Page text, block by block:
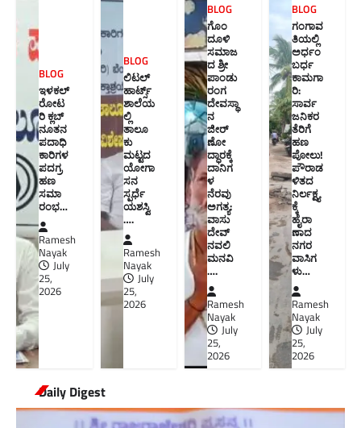
BLOG
ಇಳಕಲ್
ರೋಟ
ರಿ ಕ್ಲಬ್
ನೂತನ‌
ಪದಾಧಿ
ಕಾರಿಗಳ
ಪದಗ್ರ
ಹಣ
ಸಮಾ
ರಂಭ…
Ramesh
Nayak
July
25,
2026
BLOG
ಲಿಟಲ್
ಹಾರ್ಟ್ಸ್
ಶಾಲೆಯ
ಲ್ಲಿ
ತಾಲೂ
ಕು
ಮಟ್ಟದ
ಯೋಗಾ
ಸನ
ಸ್ಪರ್ಧೆ
ಯಶಸ್ವಿ
….
Ramesh
Nayak
July
25,
2026
BLOG
ಗೊಂ
ದೂಳಿ
ಸಮಾಜ
ದ ಶ್ರೀ
ಪಾಂಡು
ರಂಗ
ದೇವಸ್ಥಾ
ನ
ಜೀರ್
ಣೋ
ದ್ಧಾರಕ್ಕೆ
ದಾನಿಗ
ಳ
ನೆರವು
ಅಗತ್ಯ:
ವಾಸು
ದೇವ್
ನವಲಿ
ಮನವಿ​
….
Ramesh
Nayak
July
25,
2026
BLOG
ಗಂಗಾವ
ತಿಯಲ್ಲಿ
ಅರ್ಧಂ
ಬರ್ಧ
ಕಾಮಗಾ
ರಿ:
ಸಾರ್ವ
ಜನಿಕರ
ತೆರಿಗೆ
ಹಣ
ಪೋಲು!
ಪೌರಾಡ
ಳಿತದ
ನಿರ್ಲಕ್ಷ್ಯ
ಕ್ಕೆ
ಹೈರಾ
ಣಾದ
ನಗರ
ವಾಸಿಗ
ಳು​…
Ramesh
Nayak
July
25,
2026
Daily Digest